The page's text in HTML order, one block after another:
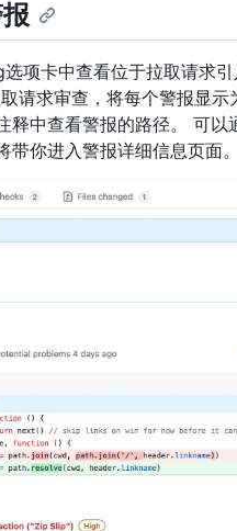
项卡中查看位于拉取请求
请求审查，将每个警报显
释中查看警报的路径。 可以
你进入警报详细信息页面。